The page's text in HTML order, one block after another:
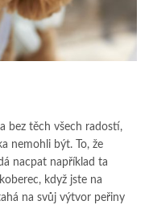
bez těch všech radostí,
nemohli být. To, že
nacpat například ta
když jste na
na svůj výtvor peřiny